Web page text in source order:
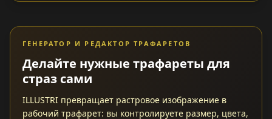
ГЕНЕРАТОР И РЕДАКТОР ТРАФАРЕТОВ
Делайте нужные трафареты для
страз сами
ILLUSTRI превращает растровое изображение в
рабочий трафарет: вы контролируете размер, цвета,